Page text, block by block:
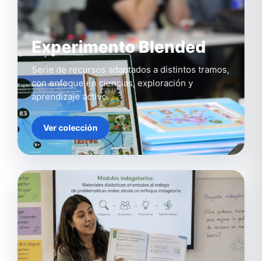
Experimento Blended
Serie de recursos adaptados a distintos tramos,
con enfoque en ciencias, exploración y
aprendizaje activo.
Ver colección